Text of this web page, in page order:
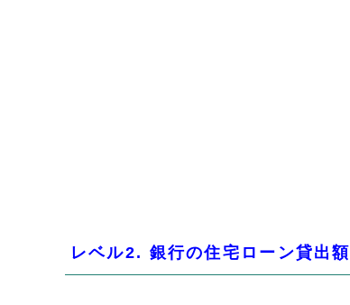
レベル2. 銀行の住宅ローン貸出額